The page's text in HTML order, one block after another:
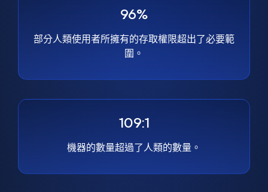
96%
部分人類使用者所擁有的存取權限超出了必要範
圍。
109:1
機器的數量超過了人類的數量。